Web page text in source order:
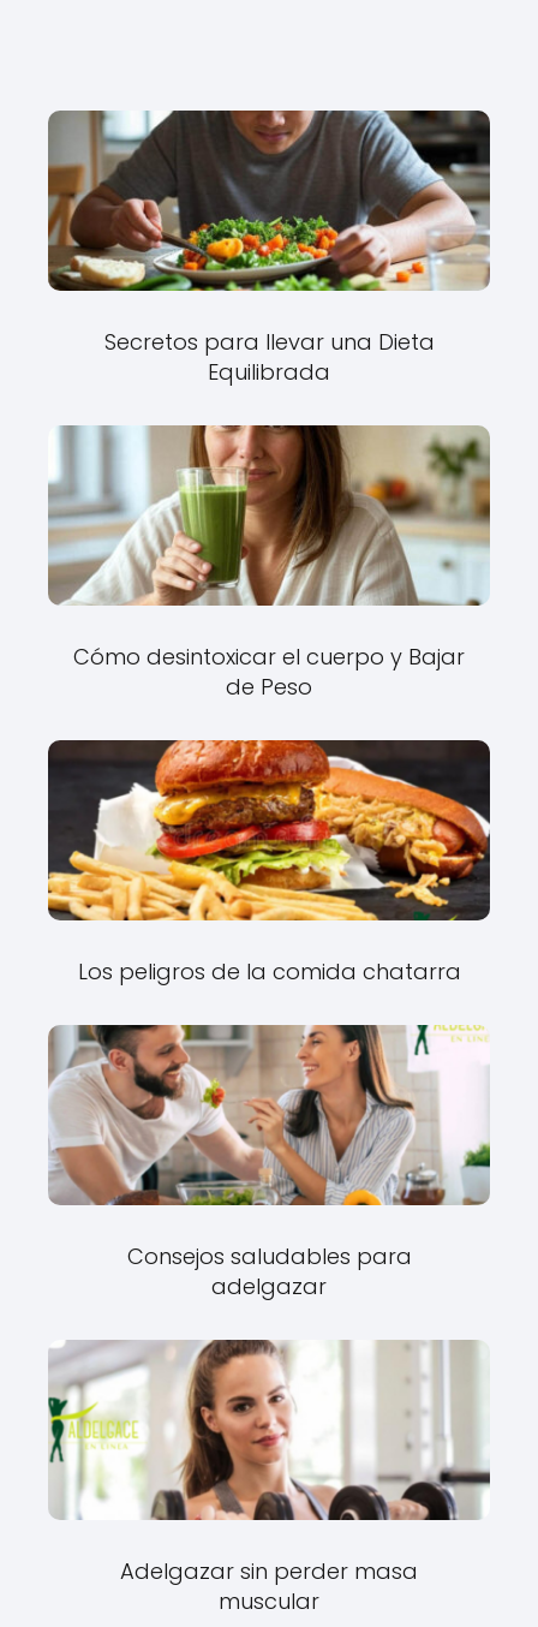
Secretos para llevar una Dieta
Equilibrada
Cómo desintoxicar el cuerpo y Bajar
de Peso
Los peligros de la comida chatarra
Consejos saludables para
adelgazar
Adelgazar sin perder masa
muscular